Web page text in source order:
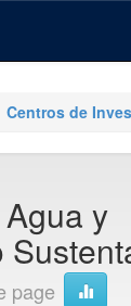
Centros de
y
page